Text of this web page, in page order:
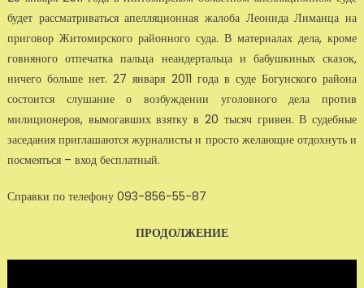
будет рассматриваться апелляционная жалоба Леонида Лиманца на
приговор Житомирского районного суда. В материалах дела, кроме
говняного отпечатка пальца неандертальца и бабушкиных сказок,
ничего больше нет. 27 января 2011 года в суде Богунского района
состоится слушание о возбуждении уголовного дела против
милиционеров, вымогавших взятку в 20 тысяч гривен. В судебные
заседания приглашаются журналисты и просто желающие отдохнуть и
посмеяться – вход бесплатный.
Справки по телефону 093-856-55-87
ПРОДОЛЖЕНИЕ